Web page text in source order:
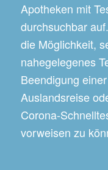
Apotheken mit
durchsuchbar
die Möglichkeit,
nahegelegenes
Beendigung
Auslandsreise
Corona-
vorweisen zu